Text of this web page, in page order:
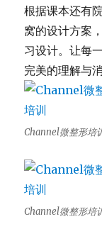
根据课本还有
窝的设计方案，
习设计。让每
完美的理解与消
Channel微整形培
Channel微整形培